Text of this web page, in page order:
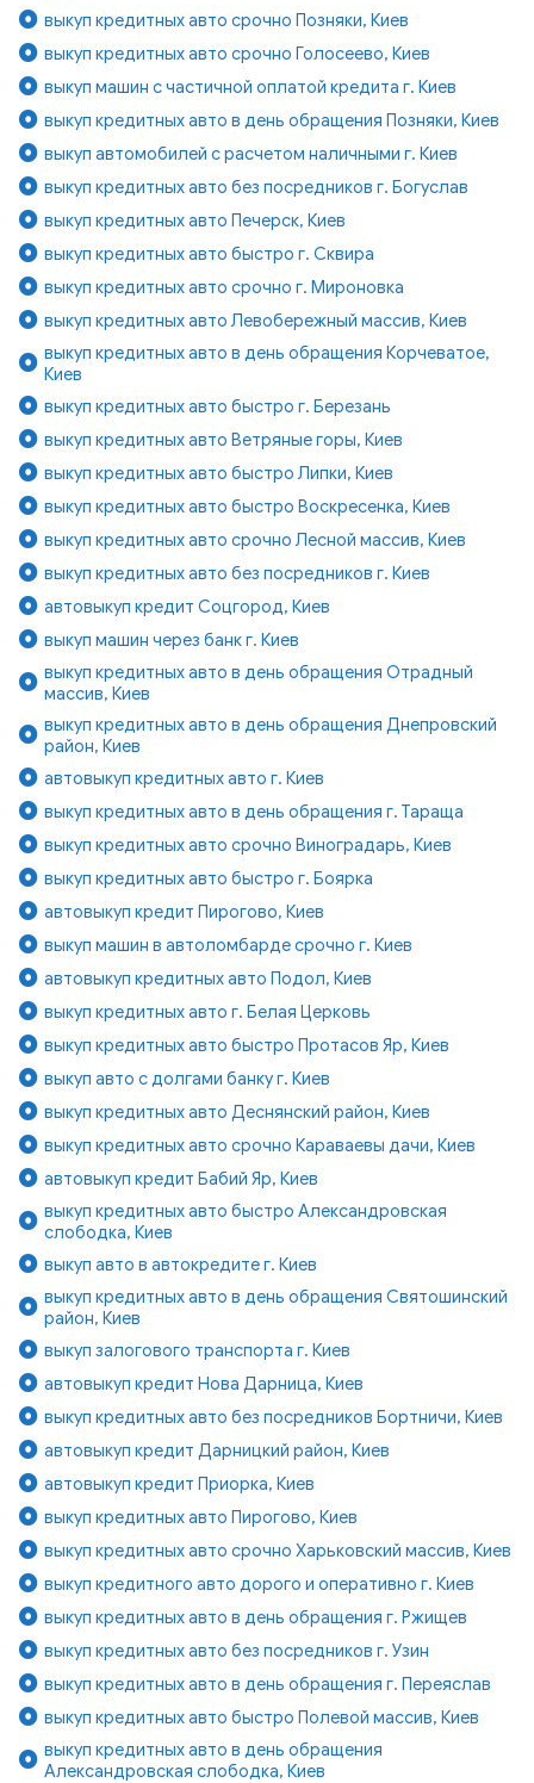
выкуп кредитных авто срочно Позняки, Киев
выкуп кредитных авто срочно Голосеево, Киев
выкуп машин с частичной оплатой кредита г. Киев
выкуп кредитных авто в день обращения Позняки, Киев
выкуп автомобилей с расчетом наличными г. Киев
выкуп кредитных авто без посредников г. Богуслав
выкуп кредитных авто Печерск, Киев
выкуп кредитных авто быстро г. Сквира
выкуп кредитных авто срочно г. Мироновка
выкуп кредитных авто Левобережный массив, Киев
выкуп кредитных авто в день обращения Корчеватое,
Киев
выкуп кредитных авто быстро г. Березань
выкуп кредитных авто Ветряные горы, Киев
выкуп кредитных авто быстро Липки, Киев
выкуп кредитных авто быстро Воскресенка, Киев
выкуп кредитных авто срочно Лесной массив, Киев
выкуп кредитных авто без посредников г. Киев
автовыкуп кредит Соцгород, Киев
выкуп машин через банк г. Киев
выкуп кредитных авто в день обращения Отрадный
массив, Киев
выкуп кредитных авто в день обращения Днепровский
район, Киев
автовыкуп кредитных авто г. Киев
выкуп кредитных авто в день обращения г. Тараща
выкуп кредитных авто срочно Виноградарь, Киев
выкуп кредитных авто быстро г. Боярка
автовыкуп кредит Пирогово, Киев
выкуп машин в автоломбарде срочно г. Киев
автовыкуп кредитных авто Подол, Киев
выкуп кредитных авто г. Белая Церковь
выкуп кредитных авто быстро Протасов Яр, Киев
выкуп авто с долгами банку г. Киев
выкуп кредитных авто Деснянский район, Киев
выкуп кредитных авто срочно Караваевы дачи, Киев
автовыкуп кредит Бабий Яр, Киев
выкуп кредитных авто быстро Александровская
слободка, Киев
выкуп авто в автокредите г. Киев
выкуп кредитных авто в день обращения Святошинский
район, Киев
выкуп залогового транспорта г. Киев
автовыкуп кредит Нова Дарница, Киев
выкуп кредитных авто без посредников Бортничи, Киев
автовыкуп кредит Дарницкий район, Киев
автовыкуп кредит Приорка, Киев
выкуп кредитных авто Пирогово, Киев
выкуп кредитных авто срочно Харьковский массив, Киев
выкуп кредитного авто дорого и оперативно г. Киев
выкуп кредитных авто в день обращения г. Ржищев
выкуп кредитных авто без посредников г. Узин
выкуп кредитных авто в день обращения г. Переяслав
выкуп кредитных авто быстро Полевой массив, Киев
выкуп кредитных авто в день обращения
Александровская слободка, Киев